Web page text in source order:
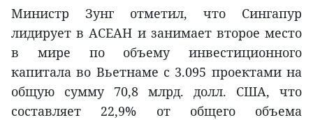
Министр Зунг отметил, что Сингапур
лидирует в АСЕАН и занимает второе место
в мире по объему инвестиционного
капитала во Вьетнаме с 3.095 проектами на
общую сумму 70,8 млрд. долл. США, что
составляет 22,9% от общего объема